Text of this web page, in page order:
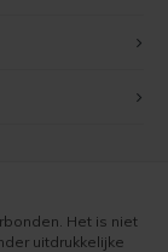
Het is niet
uitdrukkelijke